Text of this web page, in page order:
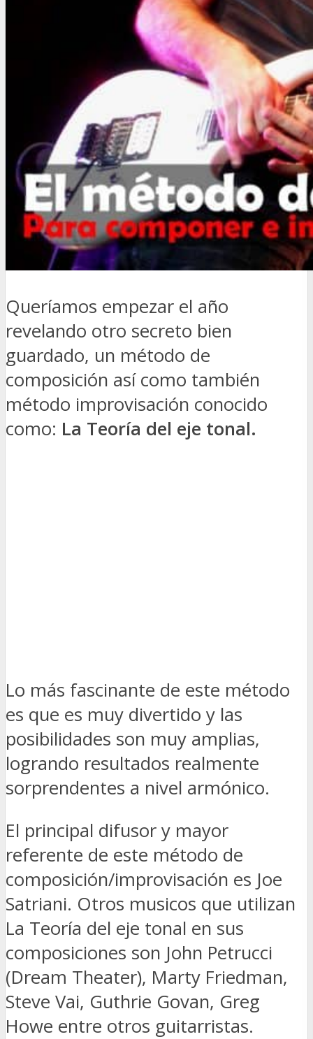
Queríamos empezar el año
revelando otro secreto bien
guardado, un método de
composición así como también
método improvisación conocido
como: La Teoría del eje tonal.
Lo más fascinante de este método
es que es muy divertido y las
posibilidades son muy amplias,
logrando resultados realmente
sorprendentes a nivel armónico.
El principal difusor y mayor
referente de este método de
composición/improvisación es Joe
Satriani. Otros musicos que utilizan
La Teoría del eje tonal en sus
composiciones son John Petrucci
(Dream Theater), Marty Friedman,
Steve Vai, Guthrie Govan, Greg
Howe entre otros guitarristas.